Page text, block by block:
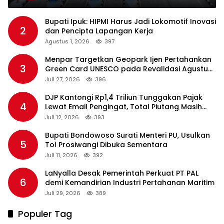
2
Bupati Ipuk: HIPMI Harus Jadi Lokomotif Inovasi
dan Pencipta Lapangan Kerja
Agustus 1, 2026 397
3
Menpar Targetkan Geopark Ijen Pertahankan
Green Card UNESCO pada Revalidasi Agustus
2026
Juli 27, 2026 396
4
DJP Kantongi Rp1,4 Triliun Tunggakan Pajak
Lewat Email Pengingat, Total Piutang Masih
Rp36 Triliun
Juli 12, 2026 393
5
Bupati Bondowoso Surati Menteri PU, Usulkan
Tol Prosiwangi Dibuka Sementara
Juli 11, 2026 392
6
LaNyalla Desak Pemerintah Perkuat PT PAL
demi Kemandirian Industri Pertahanan Maritim
Juli 29, 2026 389
Populer Tag